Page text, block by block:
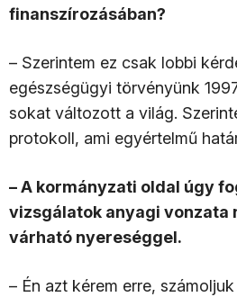
finanszírozásában?
– Szerintem ez csak lobbi
egészségügyi törvényünk
sokat változott a világ.
protokoll, ami egyértelmű
– A kormányzati oldal úgy
vizsgálatok anyagi vonzata
várható nyereséggel.
– Én azt kérem erre,